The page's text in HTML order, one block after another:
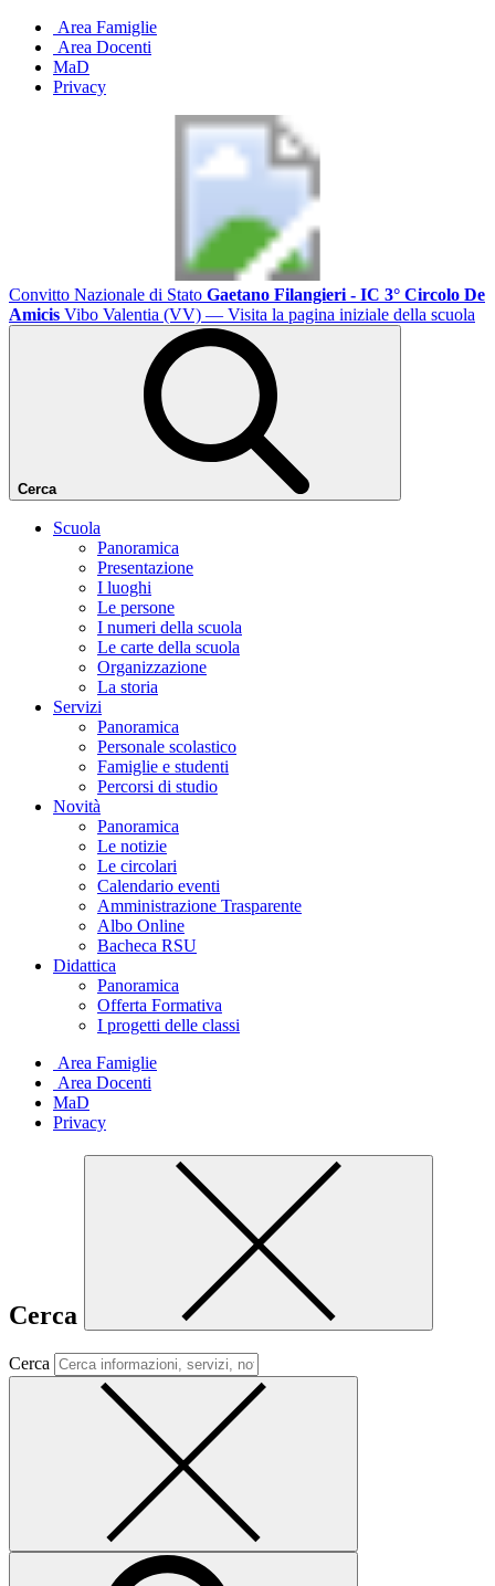
Area Famiglie
Area Docenti
MaD
Privacy
Convitto Nazionale di Stato Gaetano Filangieri - IC 3° Circolo De
Amicis Vibo Valentia (VV) — Visita la pagina iniziale della scuola
Cerca
Scuola
Panoramica
Presentazione
I luoghi
Le persone
I numeri della scuola
Le carte della scuola
Organizzazione
La storia
Servizi
Panoramica
Personale scolastico
Famiglie e studenti
Percorsi di studio
Novità
Panoramica
Le notizie
Le circolari
Calendario eventi
Amministrazione Trasparente
Albo Online
Bacheca RSU
Didattica
Panoramica
Offerta Formativa
I progetti delle classi
Area Famiglie
Area Docenti
MaD
Privacy
Cerca
Cerca